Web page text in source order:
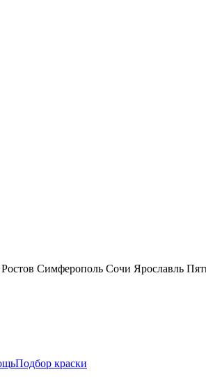
Ростов Симферополь Сочи Ярославль
Подбор краски